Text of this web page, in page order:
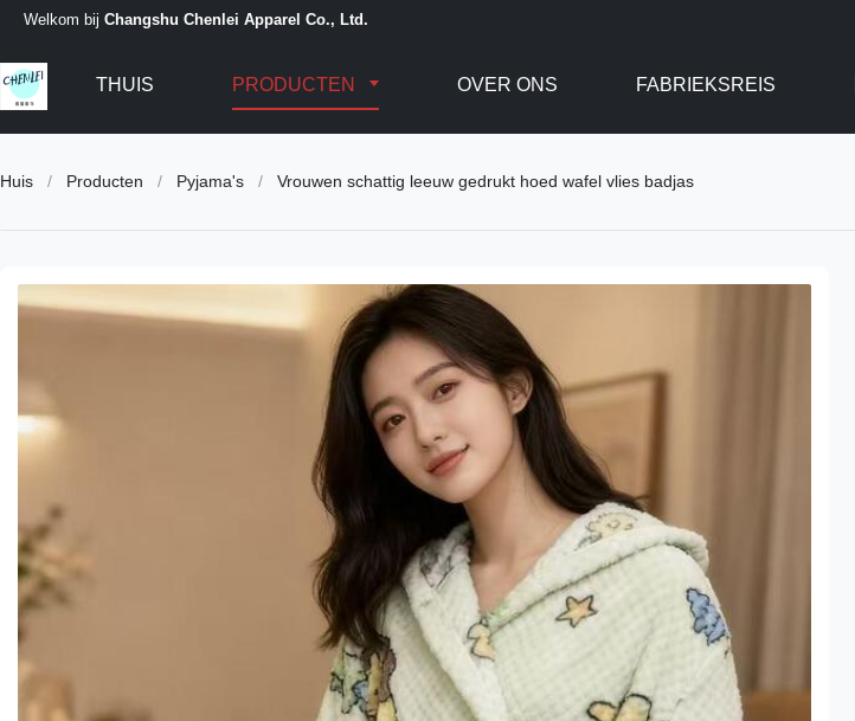
Welkom bij Changshu Chenlei Apparel Co., Ltd.
THUIS PRODUCTEN OVER ONS FABRIEKSREIS
Huis / Producten / Pyjama's / Vrouwen schattig leeuw gedrukt hoed wafel vlies badjas